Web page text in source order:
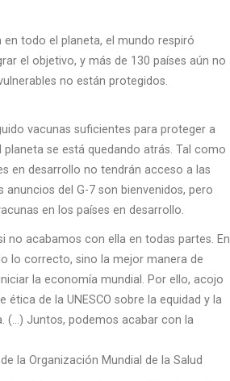
todo el planeta, el mundo respiró
el objetivo, y más de 130 países aún no
no están protegidos.
vacunas suficientes para proteger a
se está quedando atrás. Tal como
en desarrollo no tendrán acceso a las
del G-7 son bienvenidos, pero
en los países en desarrollo.
no acabamos con ella en todas partes. En
lo correcto, sino la mejor manera de
la economía mundial. Por ello, acojo
de la UNESCO sobre la equidad y la
(…) Juntos, podemos acabar con la
la Organización Mundial de la Salud